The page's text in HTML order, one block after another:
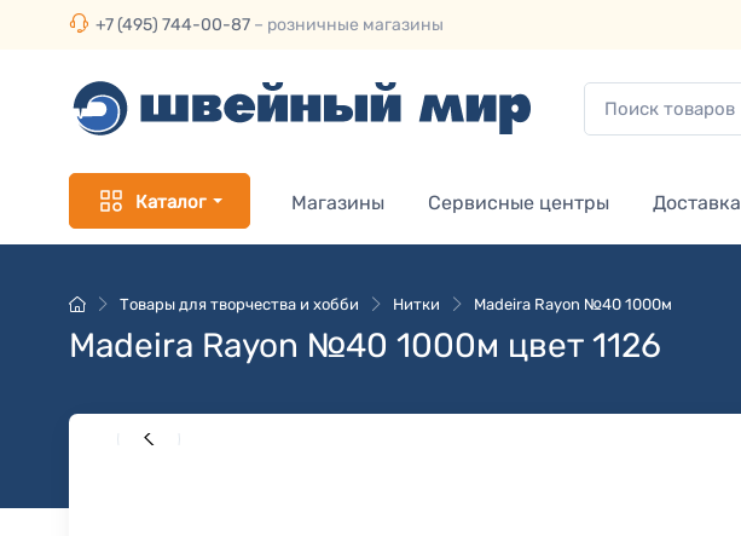
+7 (495) 744-00-87 – розничные магазины
Каталог Магазины Сервисные центры Доставка
Товары для творчества и хобби Нитки Madeira Rayon №40 1000м
Madeira Rayon №40 1000м цвет 1126